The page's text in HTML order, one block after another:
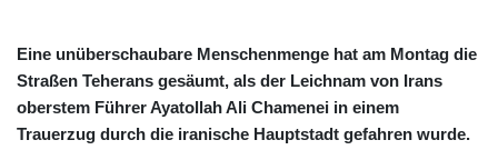
Eine unüberschaubare Menschenmenge hat am Montag die
Straßen Teherans gesäumt, als der Leichnam von Irans
oberstem Führer Ayatollah Ali Chamenei in einem
Trauerzug durch die iranische Hauptstadt gefahren wurde.